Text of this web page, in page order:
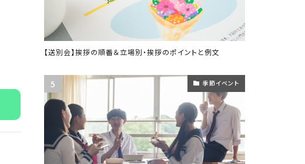
【送別会】挨拶の順番＆立場別・挨拶のポイントと例文
季節イベント